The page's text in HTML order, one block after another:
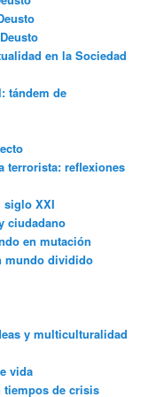
en la Sociedad
tándem de
terrorista: reflexiones
siglo XXI
ciudadano
en mutación
mundo dividido
y multiculturalidad
vida
tiempos de crisis